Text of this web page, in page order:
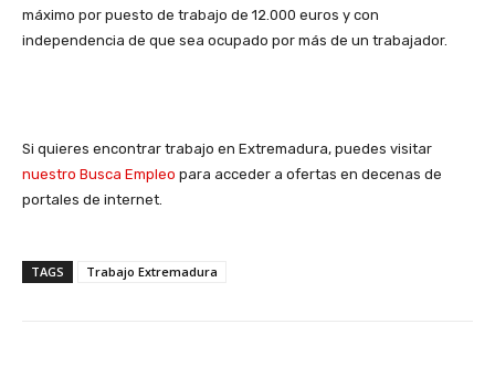
máximo por puesto de trabajo de 12.000 euros y con
independencia de que sea ocupado por más de un trabajador.
Si quieres encontrar trabajo en Extremadura, puedes visitar
nuestro Busca Empleo para acceder a ofertas en decenas de
portales de internet.
TAGS Trabajo Extremadura